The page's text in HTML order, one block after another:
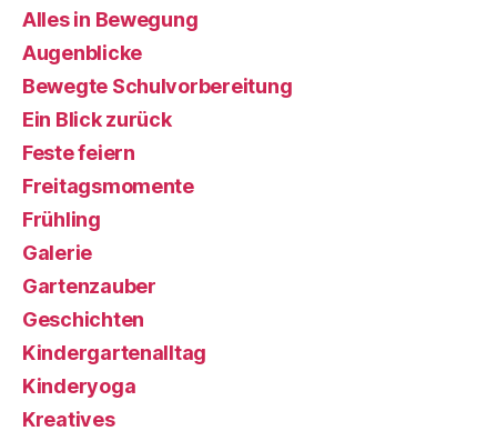
Alles in Bewegung
Augenblicke
Bewegte Schulvorbereitung
Ein Blick zurück
Feste feiern
Freitagsmomente
Frühling
Galerie
Gartenzauber
Geschichten
Kindergartenalltag
Kinderyoga
Kreatives